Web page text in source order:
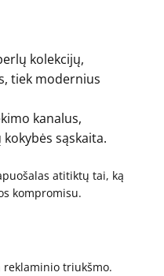
kolekcijų,
tiek modernius
kanalus,
sąskaita.
atitiktų tai, ką
kompromisu.
reklaminio triukšmo.